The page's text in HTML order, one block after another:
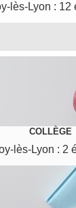
lès-Lyon : 12
COLLÈGE
lès-Lyon : 2